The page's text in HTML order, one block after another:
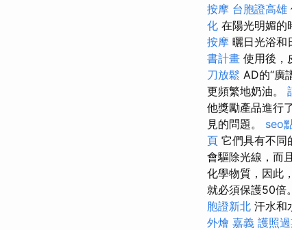
按摩 台胞證高雄
化 在陽光明媚的
按摩 曬日光浴和
書計畫 使用後，
刀放鬆 AD的“廣
更頻繁地奶油。
他獎勵產品進行
見的問題。 seo
頁 它們具有不同
會驅除光線，而
化學物質，因此
就必須保護50倍
胞證新北 汗水和
外燴 嘉義 護照